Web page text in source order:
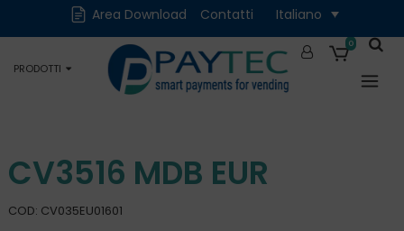
Area Download Contatti Italiano
PRODOTTI
Digitali
Accessori e Ricambi
Occasioni
0
CV3516 MDB EUR
COD: CV035EU01601